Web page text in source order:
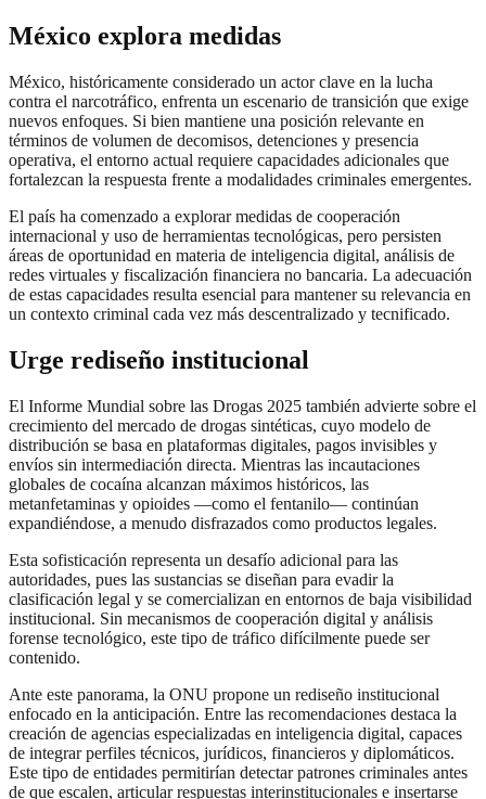
México explora medidas
México, históricamente considerado un actor clave en la lucha
contra el narcotráfico, enfrenta un escenario de transición que exige
nuevos enfoques. Si bien mantiene una posición relevante en
términos de volumen de decomisos, detenciones y presencia
operativa, el entorno actual requiere capacidades adicionales que
fortalezcan la respuesta frente a modalidades criminales emergentes.
El país ha comenzado a explorar medidas de cooperación
internacional y uso de herramientas tecnológicas, pero persisten
áreas de oportunidad en materia de inteligencia digital, análisis de
redes virtuales y fiscalización financiera no bancaria. La adecuación
de estas capacidades resulta esencial para mantener su relevancia en
un contexto criminal cada vez más descentralizado y tecnificado.
Urge rediseño institucional
El Informe Mundial sobre las Drogas 2025 también advierte sobre el
crecimiento del mercado de drogas sintéticas, cuyo modelo de
distribución se basa en plataformas digitales, pagos invisibles y
envíos sin intermediación directa. Mientras las incautaciones
globales de cocaína alcanzan máximos históricos, las
metanfetaminas y opioides —como el fentanilo— continúan
expandiéndose, a menudo disfrazados como productos legales.
Esta sofisticación representa un desafío adicional para las
autoridades, pues las sustancias se diseñan para evadir la
clasificación legal y se comercializan en entornos de baja visibilidad
institucional. Sin mecanismos de cooperación digital y análisis
forense tecnológico, este tipo de tráfico difícilmente puede ser
contenido.
Ante este panorama, la ONU propone un rediseño institucional
enfocado en la anticipación. Entre las recomendaciones destaca la
creación de agencias especializadas en inteligencia digital, capaces
de integrar perfiles técnicos, jurídicos, financieros y diplomáticos.
Este tipo de entidades permitirían detectar patrones criminales antes
de que escalen, articular respuestas interinstitucionales e insertarse